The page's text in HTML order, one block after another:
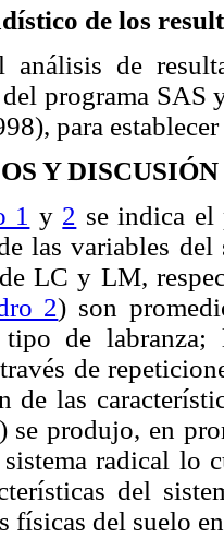
de los
análisis de
programa SAS
para
Y DISCUSIÓN
1 y 2 se indica el
las variables del
LC y LM,
2) son
de labranza;
de
de las
se produjo, en
radical lo
del
físicas del suelo